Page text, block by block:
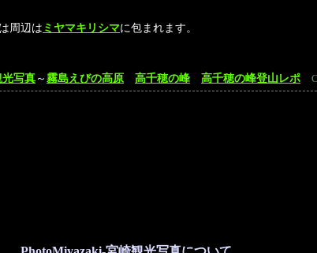
周辺は ミヤマキリシマに包まれます。
写真～ 霧島えびの高原 高千穂の峰 高千穂の峰登山レポ